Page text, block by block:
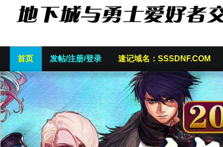
首页 发帖/注册/登录 速记域名：SSSDNF.COM